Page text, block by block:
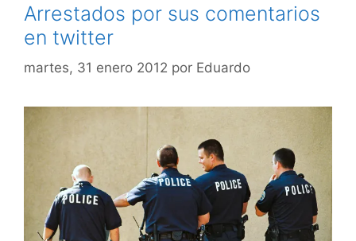
Arrestados por sus comentarios
en twitter
martes, 31 enero 2012 por Eduardo